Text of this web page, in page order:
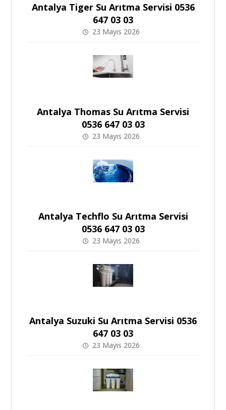
Antalya Tiger Su Arıtma Servisi 0536
647 03 03
23 Mayıs 2026
Antalya Thomas Su Arıtma Servisi
0536 647 03 03
23 Mayıs 2026
Antalya Techflo Su Arıtma Servisi
0536 647 03 03
23 Mayıs 2026
Antalya Suzuki Su Arıtma Servisi 0536
647 03 03
23 Mayıs 2026